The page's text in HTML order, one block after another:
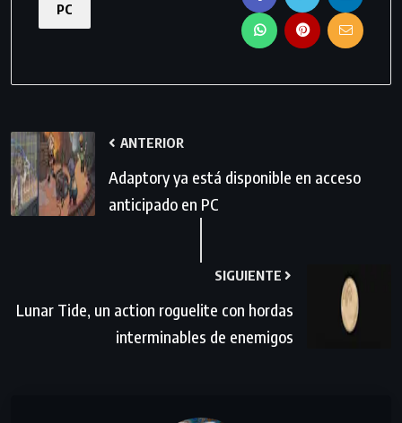
PC
ANTERIOR
Adaptory ya está disponible en acceso
anticipado en PC
SIGUIENTE
Lunar Tide, un action roguelite con hordas
interminables de enemigos